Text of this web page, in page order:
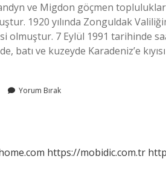
ve Migdon göçmen
1920 yılında Zonguldak
olmuştur. 7 Eylül 1991 tarihinde
batı ve kuzeyde Karadeniz’e
Yorum Bırak
https://mobidic.com.tr